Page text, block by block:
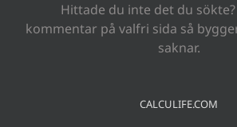
Hittade du inte det du
kommentar på valfri sida så
saknar.
CALCULIFE.COM